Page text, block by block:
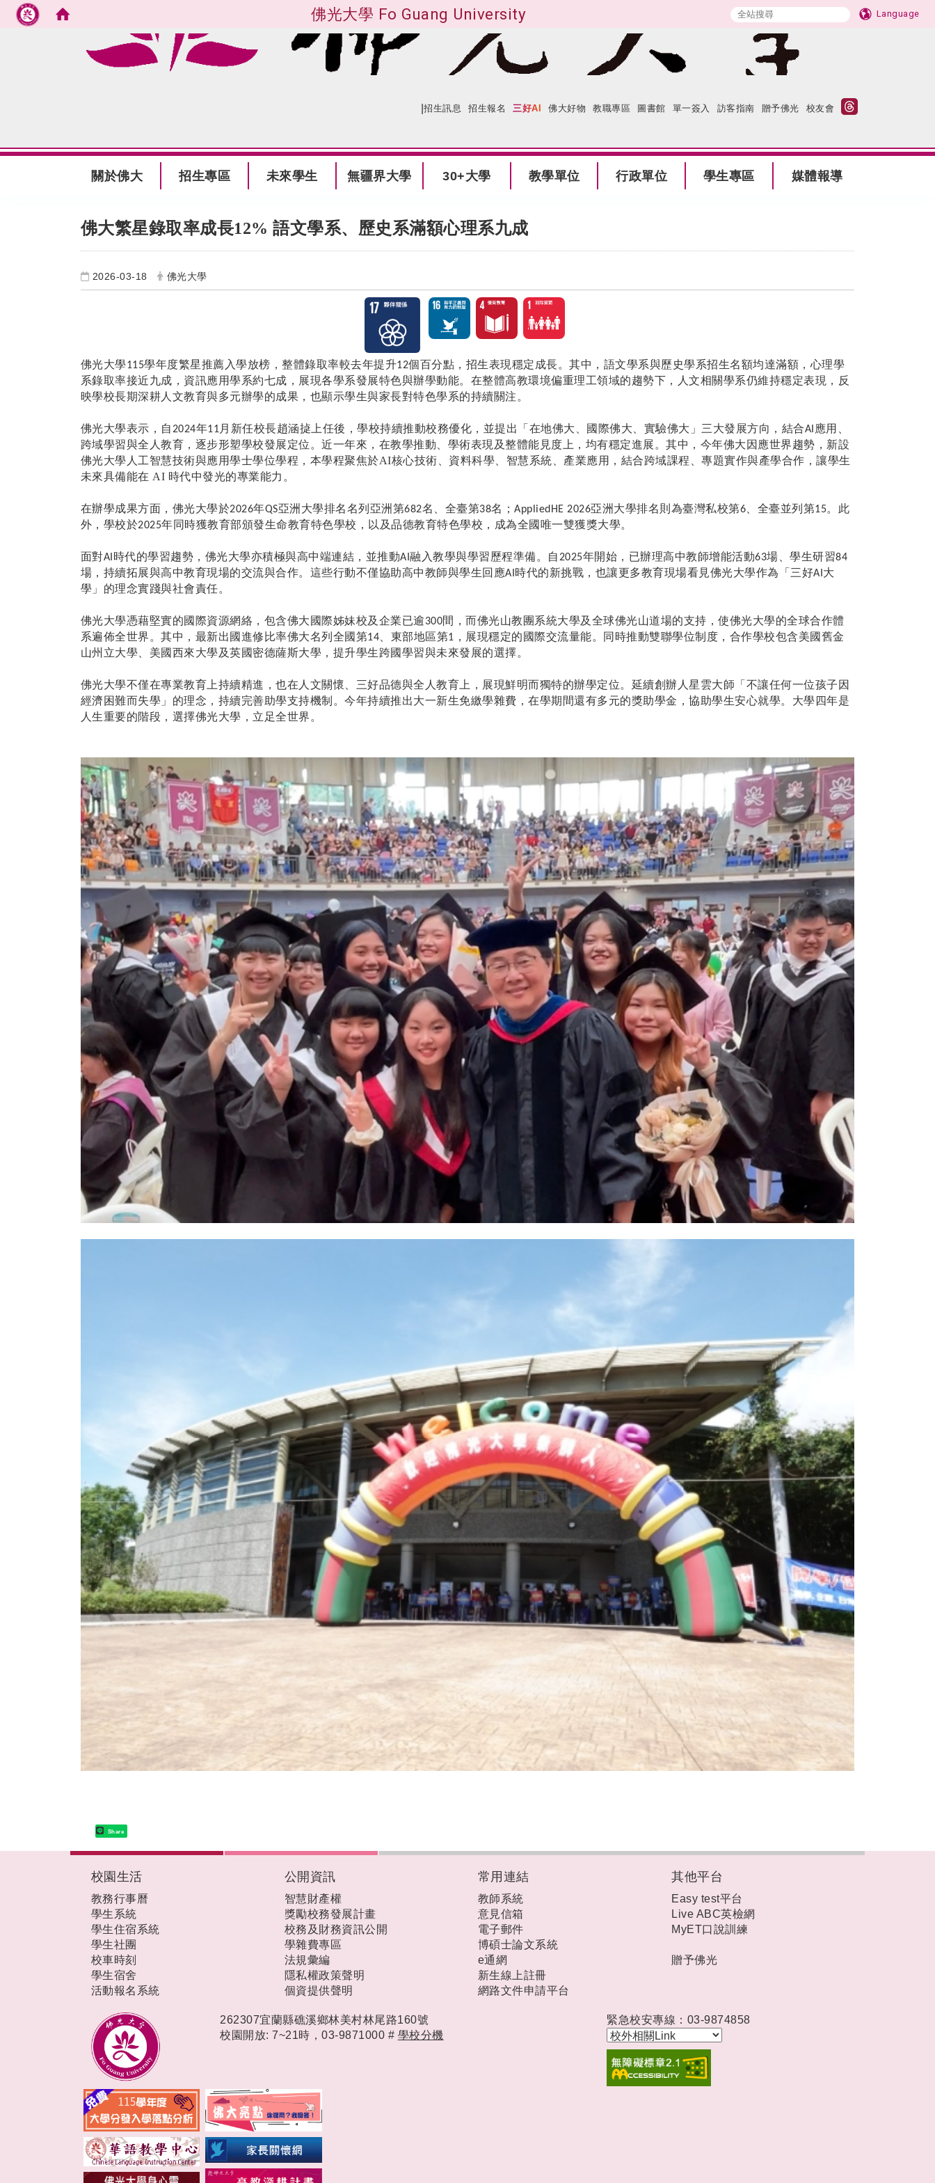
佛光大學 Fo Guang University Language
跳到主要內容
|招生訊息 招生報名 三好AI 佛大好物 教職專區 圖書館 單一簽入 訪客指南 贈予佛光 校友會
關於佛大 招生專區 未來學生 無疆界大學 30+大學 教學單位 行政單位 學生專區 媒體報導
佛大繁星錄取率成長12% 語文學系、歷史系滿額心理系九成
2026-03-18 佛光大學
佛光大學115學年度繁星推薦入學放榜，整體錄取率較去年提升12個百分點，招生表現穩定成長。其中，語文學系與歷史學系招生名額均達滿額，心理學
系錄取率接近九成，資訊應用學系約七成，展現各學系發展特色與辦學動能。在整體高教環境偏重理工領域的趨勢下，人文相關學系仍維持穩定表現，反
映學校長期深耕人文教育與多元辦學的成果，也顯示學生與家長對特色學系的持續關注。
佛光大學表示，自2024年11月新任校長趙涵㨗上任後，學校持續推動校務優化，並提出「在地佛大、國際佛大、實驗佛大」三大發展方向，結合AI 應用、
跨域學習與全人教育，逐步形塑學校發展定位。近一年來，在教學推動、學術表現及整體能見度上，均有穩定進展。其中，今年佛大因應世界趨勢，新設
佛光大學人工智慧技術與應用學士學位學程，本學程聚焦於AI核心技術、資料科學、智慧系統、產業應用，結合跨域課程、專題實作與產學合作，讓學生
未來具備能在 AI 時代中發光的專業能力。
在辦學成果方面，佛光大學於2026年QS亞洲大學排名名列亞洲第682名、全臺第38名；AppliedHE 2026亞洲大學排名則為臺灣私校第6 、全臺並列第15。此
外，學校於2025年同時獲教育部頒發生命教育特色學校，以及品德教育特色學校，成為全國唯一雙獲獎大學。
面對AI 時代的學習趨勢，佛光大學亦積極與高中端連結，並推動AI融入教學與學習歷程準備。自2025年開始，已辦理高中教師增能活動63場、學生研習84
場，持續拓展與高中教育現場的交流與合作。這些行動不僅協助高中教師與學生回應AI 時代的新挑戰，也讓更多教育現場看見佛光大學作為「三好AI 大
學」的理念實踐與社會責任。
佛光大學憑藉堅實的國際資源網絡，包含佛大國際姊妹校及企業已逾300間，而佛光山教團系統大學及全球佛光山道場的支持，使佛光大學的全球合作體
系遍佈全世界。其中，最新出國進修比率佛大名列全國第14 、東部地區第1 ，展現穩定的國際交流量能。同時推動雙聯學位制度，合作學校包含美國舊金
山州立大學、美國西來大學及英國密德薩斯大學，提升學生跨國學習與未來發展的選擇。
佛光大學不僅在專業教育上持續精進，也在人文關懷、三好品德與全人教育上，展現鮮明而獨特的辦學定位。延續創辦人星雲大師「不讓任何一位孩子因
經濟困難而失學」的理念，持續完善助學支持機制。今年持續推出大一新生免繳學雜費，在學期間還有多元的獎助學金，協助學生安心就學。大學四年是
人生重要的階段，選擇佛光大學，立足全世界。
Share
校園生活
教務行事曆
學生系統
學生住宿系統
學生社團
校車時刻
學生宿舍
活動報名系統
公開資訊
智慧財產權
獎勵校務發展計畫
校務及財務資訊公開
學雜費專區
法規彙編
隱私權政策聲明
個資提供聲明
常用連結
教師系統
意見信箱
電子郵件
博碩士論文系統
e通網
新生線上註冊
網路文件申請平台
其他平台
Easy test平台
Live ABC英檢網
MyET口說訓練
贈予佛光
262307宜蘭縣礁溪鄉林美村林尾路160號
校園開放: 7~21時，03-9871000 # 學校分機
緊急校安專線：03-9874858